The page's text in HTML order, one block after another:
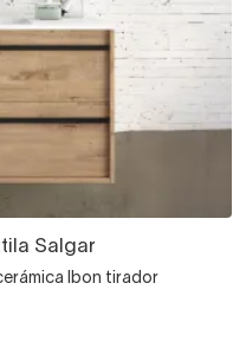
Salgar
Ibon tirador